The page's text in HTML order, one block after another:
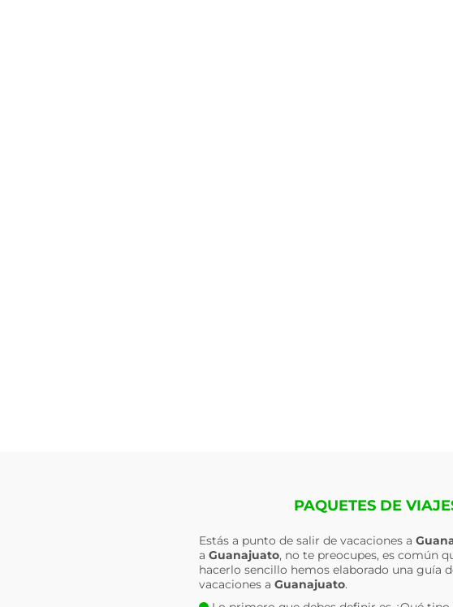
PAQUETES DE
Estás a punto de salir de vacaciones a
a Guanajuato, no te preocupes, es común
hacerlo sencillo hemos elaborado una guía
vacaciones a Guanajuato.